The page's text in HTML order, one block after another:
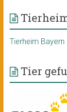
Tierheim Bayern
Tier